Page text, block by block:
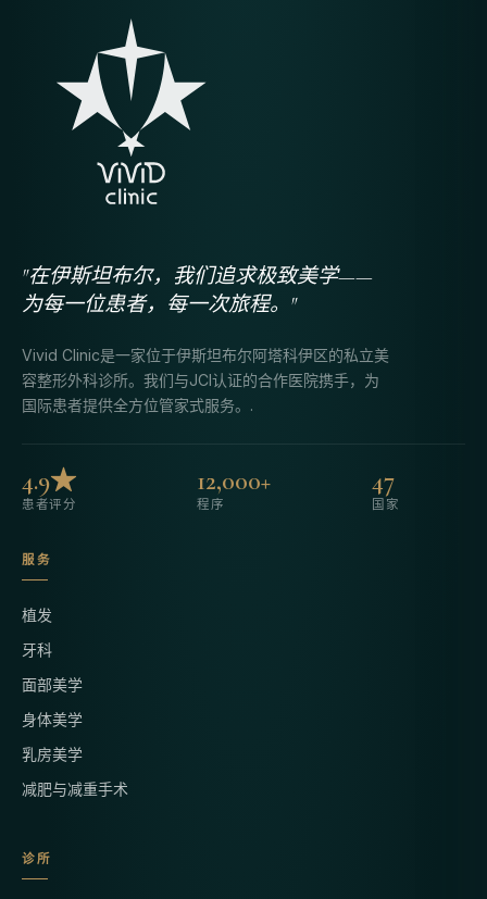
"在伊斯坦布尔，我们追求极致美学——
为每一位患者，每一次旅程。"
Vivid Clinic是一家位于伊斯坦布尔阿塔科伊区的私立美
容整形外科诊所。我们与JCI认证的合作医院携手，为
国际患者提供全方位管家式服务。.
4.9★
患者评分
12,000+
程序
47
国家
服务
植发
牙科
面部美学
身体美学
乳房美学
减肥与减重手术
诊所